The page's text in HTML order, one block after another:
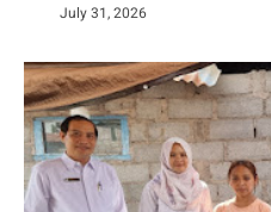
July 31, 2026